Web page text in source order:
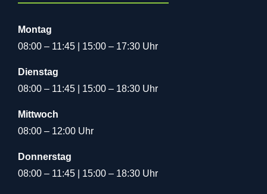
Montag
08:00 – 11:45 | 15:00 – 17:30 Uhr
Dienstag
08:00 – 11:45 | 15:00 – 18:30 Uhr
Mittwoch
08:00 – 12:00 Uhr
Donnerstag
08:00 – 11:45 | 15:00 – 18:30 Uhr